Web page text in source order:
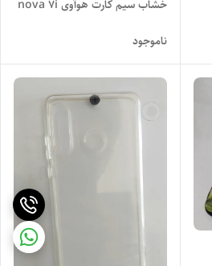
خشاب سیم کارت هوآوی nova 7i
ناموجود